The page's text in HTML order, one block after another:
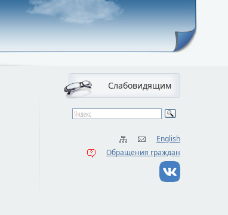
Слабовидящим
English
Обращения граждан